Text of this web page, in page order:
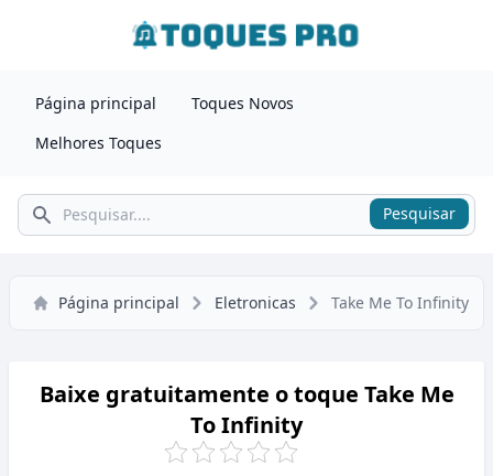
Página principal
Toques Novos
Melhores Toques
Pesquisar Pesquisar
Página principal Eletronicas Take Me To Infinity
Baixe gratuitamente o toque Take Me
To Infinity